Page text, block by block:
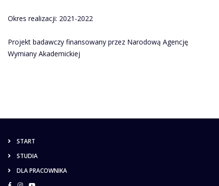
Okres realizacji: 2021-2022
Projekt badawczy finansowany przez Narodową Agencję
Wymiany Akademickiej
START
STUDIA
DLA PRACOWNIKA